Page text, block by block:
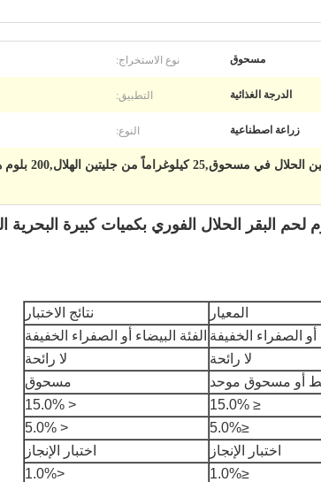
مسحوق نوع الاستخراج:
الدرجة الغذائية التطبيق:
زراعة اصطناعية النوع:
المعيار
نتائج الاختبار
أو الصفراء الخفيفة الفئة البيضاء أو الصفراء الخفيفة
لا رائحة
لا رائحة
أو مسحوق موحد
مسحوق
≤ 15.0%
< 15.0%
≤5.0%
< 5.0%
اختبار الإنجاز
اختبار الإنجاز
≤1.0%
<1.0%